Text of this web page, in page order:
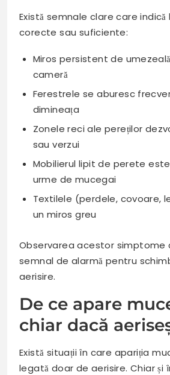
Există semnale clare care indică
corecte sau suficiente:
Miros persistent de
cameră
Ferestrele se aburesc
dimineața
Zonele reci ale pereților
sau verzui
Mobilierul lipit de perete
urme de mucegai
Textilele (perdele, covoare,
un miros greu
Observarea acestor simptome
semnal de alarmă pentru
aerisire.
De ce apare
chiar dacă
Există situații în care apariția
legată doar de aerisire. Chiar și